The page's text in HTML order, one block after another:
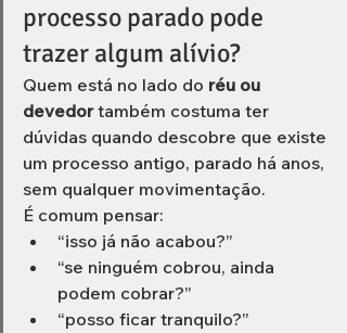
processo parado pode
trazer algum alívio?
Quem está no lado do réu ou
devedor também costuma ter
dúvidas quando descobre que existe
um processo antigo, parado há anos,
sem qualquer movimentação.
É comum pensar:
“isso já não acabou?”
“se ninguém cobrou, ainda
podem cobrar?”
“posso ficar tranquilo?”